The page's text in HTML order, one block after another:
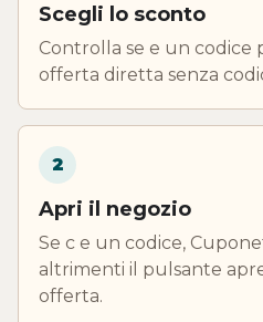
Scegli lo sconto
Controlla se e un codice
offerta diretta senza
2
Apri il negozio
Se c e un codice,
altrimenti il pulsante
offerta.